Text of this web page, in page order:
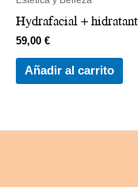
Hydrafacial +
59,00 €
Añadir al carrito